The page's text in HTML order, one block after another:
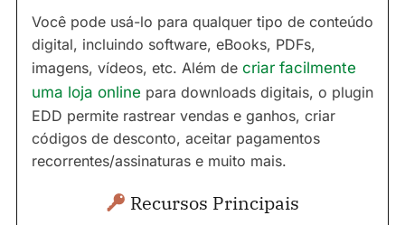
Você pode usá-lo para qualquer tipo de conteúdo
digital, incluindo software, eBooks, PDFs,
imagens, vídeos, etc. Além de criar facilmente
uma loja online para downloads digitais, o plugin
EDD permite rastrear vendas e ganhos, criar
códigos de desconto, aceitar pagamentos
recorrentes/assinaturas e muito mais.
Recursos Principais